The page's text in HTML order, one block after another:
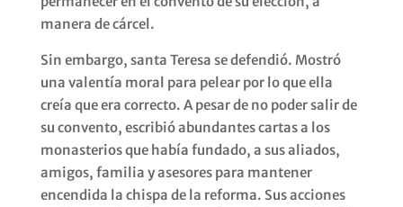
manera de cárcel.
Sin embargo, santa Teresa se defendió. Mostró
una valentía moral para pelear por lo que ella
creía que era correcto. A pesar de no poder salir de
su convento, escribió abundantes cartas a los
monasterios que había fundado, a sus aliados,
amigos, familia y asesores para mantener
encendida la chispa de la reforma. Sus acciones